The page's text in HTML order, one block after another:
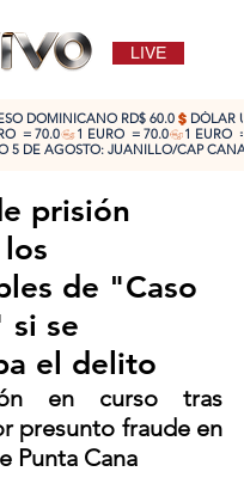
LIVE
5 DE AGOSTO: JUANILLO/CAP
DOMINICANO RD$ 60.0
prisión
de "Caso
si se
el delito
en curso tras
presunto fraude en
Punta Cana